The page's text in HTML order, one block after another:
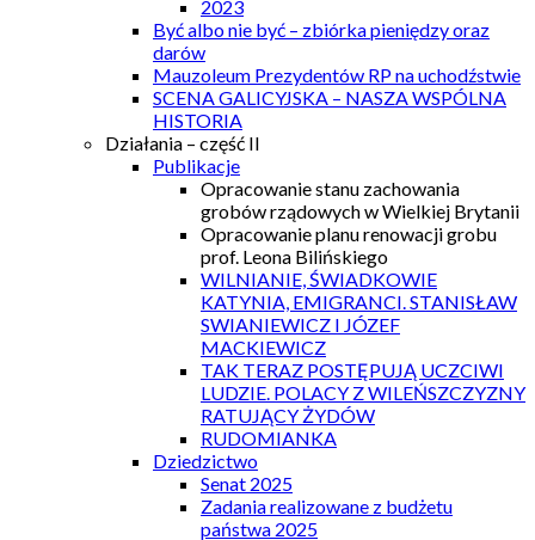
2023
Być albo nie być – zbiórka pieniędzy oraz
darów
Mauzoleum Prezydentów RP na uchodźstwie
SCENA GALICYJSKA – NASZA WSPÓLNA
HISTORIA
Działania – część II
Publikacje
Opracowanie stanu zachowania
grobów rządowych w Wielkiej Brytanii
Opracowanie planu renowacji grobu
prof. Leona Bilińskiego
WILNIANIE, ŚWIADKOWIE
KATYNIA, EMIGRANCI. STANISŁAW
SWIANIEWICZ I JÓZEF
MACKIEWICZ
TAK TERAZ POSTĘPUJĄ UCZCIWI
LUDZIE. POLACY Z WILEŃSZCZYZNY
RATUJĄCY ŻYDÓW
RUDOMIANKA
Dziedzictwo
Senat 2025
Zadania realizowane z budżetu
państwa 2025